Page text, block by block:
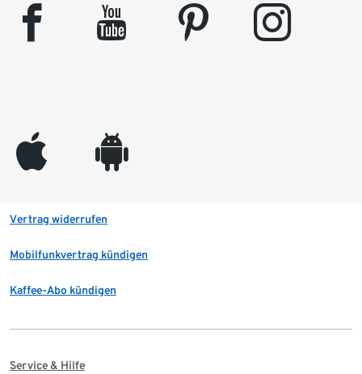
facebook youtube pinterest instagram
appleinc android
Vertrag widerrufen
Mobilfunkvertrag kündigen
Kaffee-Abo kündigen
Service & Hilfe